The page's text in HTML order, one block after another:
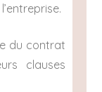
du contrat
clauses